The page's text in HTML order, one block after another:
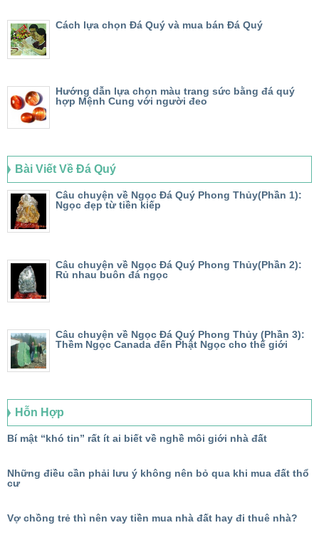
Cách lựa chọn Đá Quý và mua bán Đá Quý
Hướng dẫn lựa chọn màu trang sức bằng đá quý
hợp Mệnh Cung với người đeo
Bài Viết Về Đá Quý
Câu chuyện về Ngọc Đá Quý Phong Thủy(Phần 1):
Ngọc đẹp từ tiền kiếp
Câu chuyện về Ngọc Đá Quý Phong Thủy(Phần 2):
Rủ nhau buôn đá ngọc
Câu chuyện về Ngọc Đá Quý Phong Thủy (Phần 3):
Thềm Ngọc Canada đến Phật Ngọc cho thế giới
Hỗn Hợp
Bí mật “khó tin” rất ít ai biết về nghề môi giới nhà đất
Những điều cần phải lưu ý không nên bỏ qua khi mua đất thổ
cư
Vợ chồng trẻ thì nên vay tiền mua nhà đất hay đi thuê nhà?